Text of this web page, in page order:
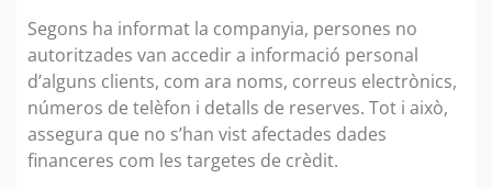
Segons ha informat la companyia, persones no
autoritzades van accedir a informació personal
d’alguns clients, com ara noms, correus electrònics,
números de telèfon i detalls de reserves. Tot i això,
assegura que no s’han vist afectades dades
financeres com les targetes de crèdit.